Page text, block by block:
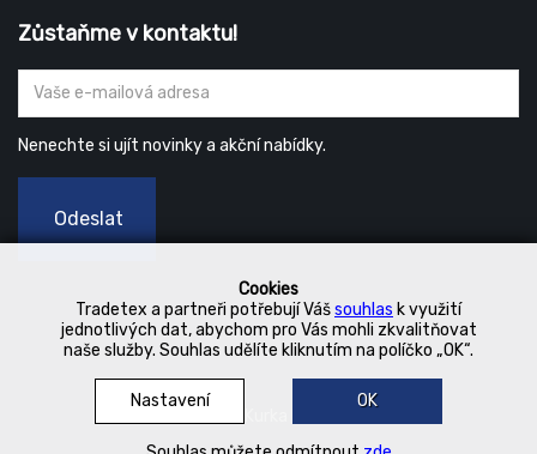
Cookies
Tradetex a partneři potřebují Vášsouhlas k využití
jednotlivých dat, abychom pro Vás mohli zkvalitňovat
naše služby. Souhlas udělíte kliknutím na políčko „OK“.
Nastavení OK
Zůstaňme v kontaktu!
Nenechte si ujít novinky a akční nabídky.
Odeslat